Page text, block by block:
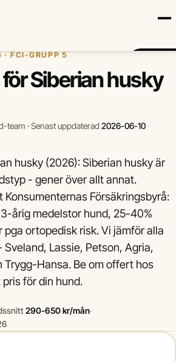
Lokalt Valp
· FCI-GRUPP 5
Siberian husky
team ·Senast uppdaterad 2026-06-10
husky (2026): Siberian husky är
- gener över allt annat.
Försäkringsbyrå:
årig medelstor hund, 25-40%
pga ortopedisk risk. Vi jämför alla
Lassie, Petson, Agria,
Trygg-Hansa. Be om offert hos
för din hund.
290-650 kr/mån·